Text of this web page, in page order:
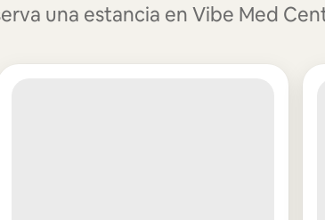
una estancia en Vibe Med